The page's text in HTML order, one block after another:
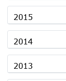
2015
2014
2013